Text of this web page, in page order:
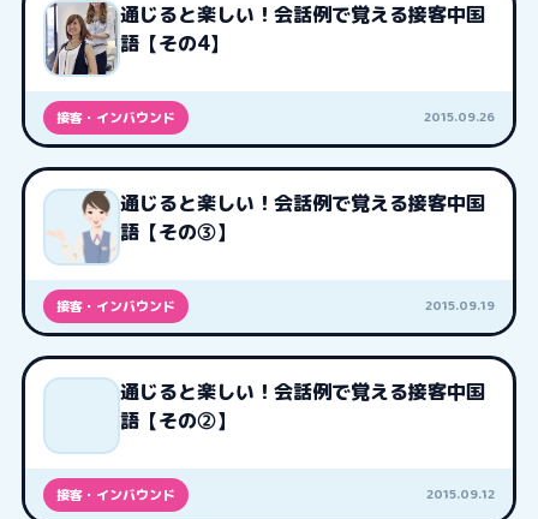
通じると楽しい！会話例で覚える接客中国
語【その4】
接客・インバウンド 2015.09.26
通じると楽しい！会話例で覚える接客中国
語【その③】
接客・インバウンド 2015.09.19
通じると楽しい！会話例で覚える接客中国
語【その②】
接客・インバウンド 2015.09.12